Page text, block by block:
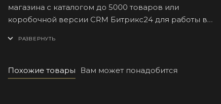
магазина с каталогом до 5000 товаров или
коробочной версии CRM Битрикс24 для работы в
магазин+СРМ»
Похожие товары Вам может понадобится